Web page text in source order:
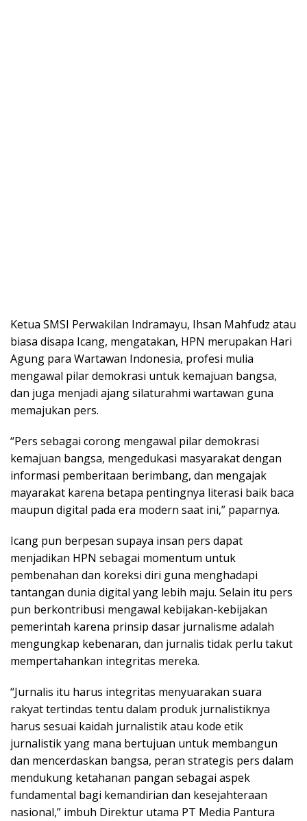
Ketua SMSI Perwakilan Indramayu, Ihsan Mahfudz atau
biasa disapa Icang, mengatakan, HPN merupakan Hari
Agung para Wartawan Indonesia, profesi mulia
mengawal pilar demokrasi untuk kemajuan bangsa,
dan juga menjadi ajang silaturahmi wartawan guna
memajukan pers.
“Pers sebagai corong mengawal pilar demokrasi
kemajuan bangsa, mengedukasi masyarakat dengan
informasi pemberitaan berimbang, dan mengajak
mayarakat karena betapa pentingnya literasi baik baca
maupun digital pada era modern saat ini,” paparnya.
Icang pun berpesan supaya insan pers dapat
menjadikan HPN sebagai momentum untuk
pembenahan dan koreksi diri guna menghadapi
tantangan dunia digital yang lebih maju. Selain itu pers
pun berkontribusi mengawal kebijakan-kebijakan
pemerintah karena prinsip dasar jurnalisme adalah
mengungkap kebenaran, dan jurnalis tidak perlu takut
mempertahankan integritas mereka.
“Jurnalis itu harus integritas menyuarakan suara
rakyat tertindas tentu dalam produk jurnalistiknya
harus sesuai kaidah jurnalistik atau kode etik
jurnalistik yang mana bertujuan untuk membangun
dan mencerdaskan bangsa, peran strategis pers dalam
mendukung ketahanan pangan sebagai aspek
fundamental bagi kemandirian dan kesejahteraan
nasional,” imbuh Direktur utama PT Media Pantura